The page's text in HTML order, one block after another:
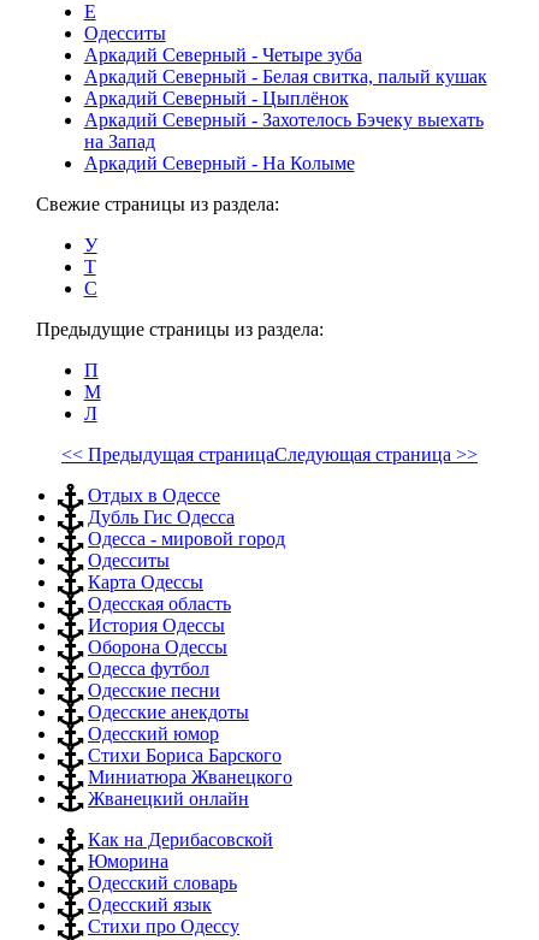
Е
Одесситы
Аркадий Северный - Четыре зуба
Аркадий Северный - Белая свитка, палый кушак
Аркадий Северный - Цыплёнок
Аркадий Северный - Захотелось Бэчеку выехать
на Запад
Аркадий Северный - На Колыме
Свежие страницы из раздела:
У
Т
С
Предыдущие страницы из раздела:
П
М
Л
<< Предыдущая страницаСледующая страница >>
Отдых в Одессе
Дубль Гис Одесса
Одесса - мировой город
Одесситы
Карта Одессы
Одесская область
История Одессы
Оборона Одессы
Одесса футбол
Одесские песни
Одесские анекдоты
Одесский юмор
Стихи Бориса Барского
Миниатюра Жванецкого
Жванецкий онлайн
Как на Дерибасовской
Юморина
Одесский словарь
Одесский язык
Стихи про Одессу